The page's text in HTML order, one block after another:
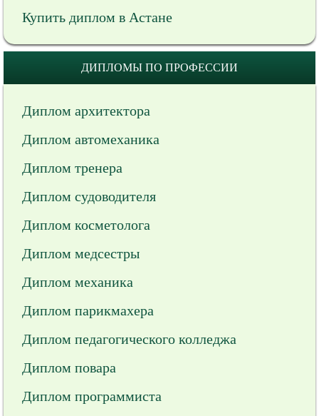
Купить диплом в Астане
ДИПЛОМЫ ПО ПРОФЕССИИ
Диплом архитектора
Диплом автомеханика
Диплом тренера
Диплом судоводителя
Диплом косметолога
Диплом медсестры
Диплом механика
Диплом парикмахера
Диплом педагогического колледжа
Диплом повара
Диплом программиста